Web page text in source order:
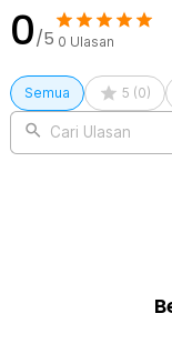
0/5 0 Ulasan
Semua 5 (0)
Cari Ulasan